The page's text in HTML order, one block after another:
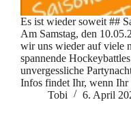
Es ist wieder soweit ##
Am Samstag, den
wir uns wieder auf viele
spannende
unvergessliche
Infos findet Ihr, wenn
Tobi
6. April